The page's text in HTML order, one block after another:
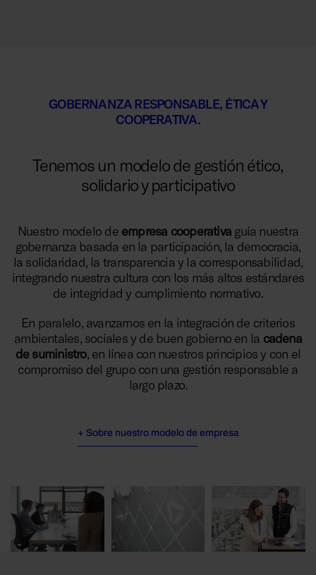
GOBERNANZA RESPONSABLE, ÉTICA Y
COOPERATIVA.
Tenemos un modelo de gestión ético,
solidario y participativo
Nuestro modelo de empresa cooperativa guía nuestra
gobernanza basada en la participación, la democracia,
la solidaridad, la transparencia y la corresponsabilidad,
integrando nuestra cultura con los más altos estándares
de integridad y cumplimiento normativo.
En paralelo, avanzamos en la integración de criterios
ambientales, sociales y de buen gobierno en la cadena
de suministro, en línea con nuestros principios y con el
compromiso del grupo con una gestión responsable a
largo plazo.
+ Sobre nuestro modelo de empresa